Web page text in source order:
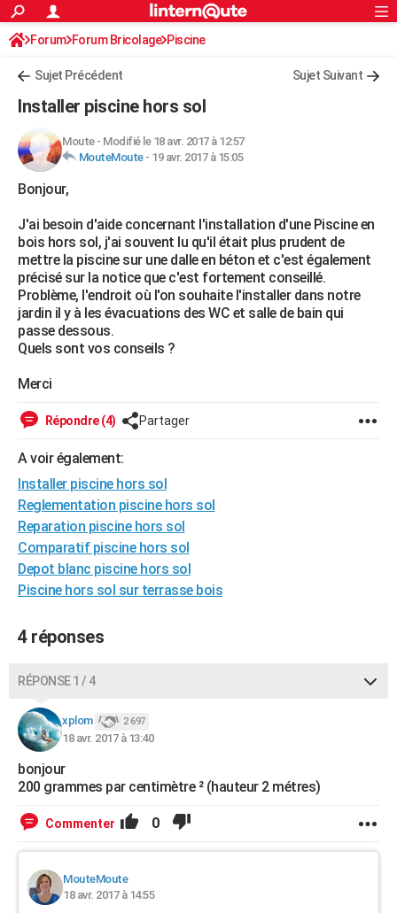
ACTUALITÉS
Politique
Société
Faits Divers
Education
Monde
Villes
+
Retraite
Impôts
Epargne
Immobilier
Risques naturels par ville
Banque
Assurance
Crédit
AUTO
Essais
Réserver un essai
Citadines
Berlines
SUV
Forum auto
+HIGH-TECH
Mobiles
Meilleur smartphone
Internet
Ordinateurs
Jeux vidéo
Guide high-tech
+BRICOLAGE
Forum
Aménagement intérieur
Extérieur
Cuisine
Salle de bains
Jardinage
Rangement
WEEK-END
Guides de France
Escapades
Patrimoine
Expositions
Musées
Week-end nature
+LIFESTYLE
Art de vivre
Bien-être
Loisirs
ModeModes de vie
SANTE
Alimentation
Guide de la santé
Maladies
Médicaments
Sommeil
VOYAGE
Destinations
City break
Voyage nature
Voyage de noces
Forum
Climat
PHOTO
GUIDES D'ACHAT
BONS PLANS
CARTE DE VOEUX
Carte de Noël
Carte Bonne année
Carte Saint-Valentin
Carte Pâques
Carte d'anniversaire
DICTIONNAIRE
Dictionnaire
Biographies
Citations
Expressions
Proverbes
PROGRAMME TV
COPAINS D'AVANT
FORUM
Bricolage
Lifestyle
Culture
Sport
Auto
Television
Voyage
Cinema
S'inscrire
Connexion
Forum Forum Bricolage Piscine
Sujet Précédent Sujet Suivant
Installer piscine hors sol
Moute- Modifié le 18 avr. 2017 à 12:57
MouteMoute- 19 avr. 2017 à 15:05
Bonjour,
J'ai besoin d'aide concernant l'installation d'une Piscine en
bois hors sol, j'ai souvent lu qu'il était plus prudent de
mettre la piscine sur une dalle en béton et c'est également
précisé sur la notice que c'est fortement conseillé.
Problème, l'endroit où l'on souhaite l'installer dans notre
jardin il y à les évacuations des WC et salle de bain qui
passe dessous.
Quels sont vos conseils ?
Merci
Répondre (4) Partager
A voir également:
Installer piscine hors sol
Reglementation piscine hors sol
Reparation piscine hors sol
Comparatif piscine hors sol
Depot blanc piscine hors sol
Piscine hors sol sur terrasse bois
4 réponses
RÉPONSE 1 / 4
xplom 2 697
18 avr. 2017 à 13:40
bonjour
200 grammes par centimètre ² (hauteur 2 métres)
Commenter 0
MouteMoute
18 avr. 2017 à 14:55